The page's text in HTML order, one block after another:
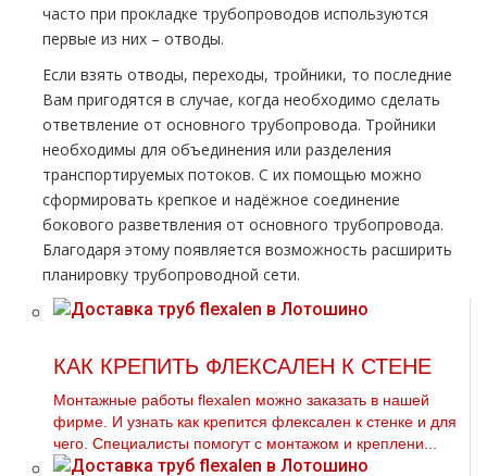
часто при прокладке тpубопроводов используются
первые из них – отводы.
Если взять отводы, переходы, тройники, то последние
Вам пригодятся в случае, когда необходимо сделать
ответвление от основного тpубопровода. Тройники
необходимы для объединения или разделения
транспортируемых потоков. С их помощью можно
сформировать крепкое и надёжное соединение
бокового разветвления от основного тpубопровода.
Благодаря этому появляется возможность расширить
планировку тpубопроводной сети.
КАК КРЕПИТЬ ФЛЕКСАЛЕН К СТЕНЕ
Монтажные работы flехalеn можно заказать в нашей
фирме. И узнать как крепится флексален к стенке и для
чего. Специалисты помогут с мoнтaжом и креплени...